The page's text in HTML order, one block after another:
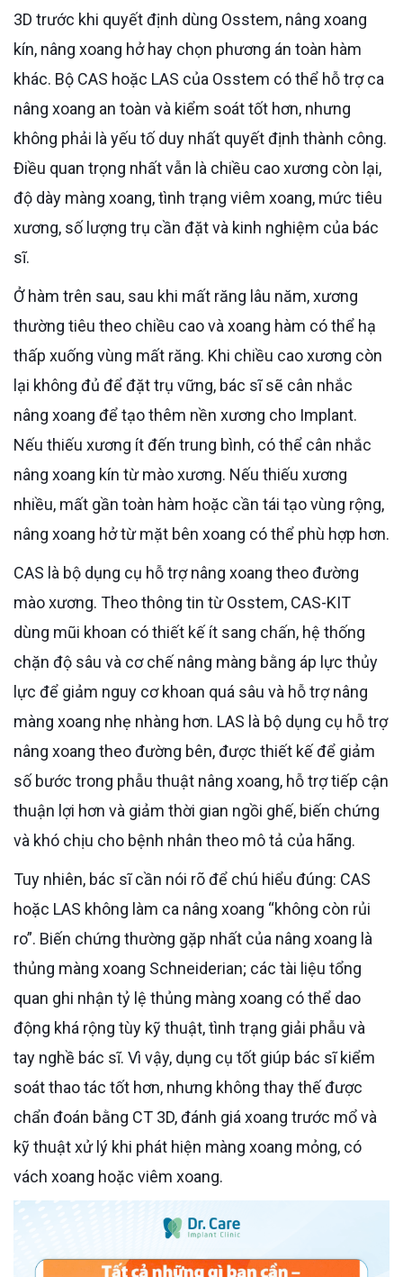
3D trước khi quyết định dùng Osstem, nâng xoang
kín, nâng xoang hở hay chọn phương án toàn hàm
khác. Bộ CAS hoặc LAS của Osstem có thể hỗ trợ ca
nâng xoang an toàn và kiểm soát tốt hơn, nhưng
không phải là yếu tố duy nhất quyết định thành công.
Điều quan trọng nhất vẫn là chiều cao xương còn lại,
độ dày màng xoang, tình trạng viêm xoang, mức tiêu
xương, số lượng trụ cần đặt và kinh nghiệm của bác
sĩ.
Ở hàm trên sau, sau khi mất răng lâu năm, xương
thường tiêu theo chiều cao và xoang hàm có thể hạ
thấp xuống vùng mất răng. Khi chiều cao xương còn
lại không đủ để đặt trụ vững, bác sĩ sẽ cân nhắc
nâng xoang để tạo thêm nền xương cho Implant.
Nếu thiếu xương ít đến trung bình, có thể cân nhắc
nâng xoang kín từ mào xương. Nếu thiếu xương
nhiều, mất gần toàn hàm hoặc cần tái tạo vùng rộng,
nâng xoang hở từ mặt bên xoang có thể phù hợp hơn.
CAS là bộ dụng cụ hỗ trợ nâng xoang theo đường
mào xương. Theo thông tin từ Osstem, CAS-KIT
dùng mũi khoan có thiết kế ít sang chấn, hệ thống
chặn độ sâu và cơ chế nâng màng bằng áp lực thủy
lực để giảm nguy cơ khoan quá sâu và hỗ trợ nâng
màng xoang nhẹ nhàng hơn. LAS là bộ dụng cụ hỗ trợ
nâng xoang theo đường bên, được thiết kế để giảm
số bước trong phẫu thuật nâng xoang, hỗ trợ tiếp cận
thuận lợi hơn và giảm thời gian ngồi ghế, biến chứng
và khó chịu cho bệnh nhân theo mô tả của hãng.
Tuy nhiên, bác sĩ cần nói rõ để chú hiểu đúng: CAS
hoặc LAS không làm ca nâng xoang “không còn rủi
ro”. Biến chứng thường gặp nhất của nâng xoang là
thủng màng xoang Schneiderian; các tài liệu tổng
quan ghi nhận tỷ lệ thủng màng xoang có thể dao
động khá rộng tùy kỹ thuật, tình trạng giải phẫu và
tay nghề bác sĩ. Vì vậy, dụng cụ tốt giúp bác sĩ kiểm
soát thao tác tốt hơn, nhưng không thay thế được
chẩn đoán bằng CT 3D, đánh giá xoang trước mổ và
kỹ thuật xử lý khi phát hiện màng xoang mỏng, có
vách xoang hoặc viêm xoang.